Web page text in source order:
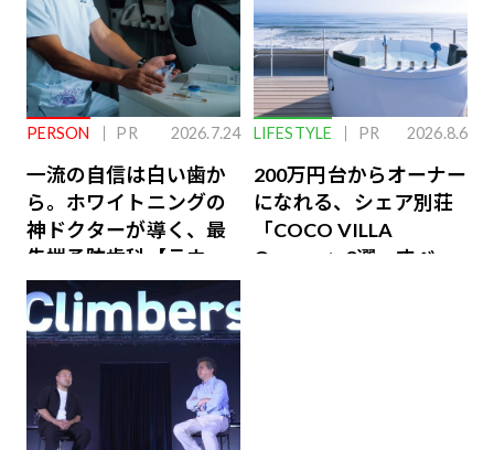
PERSON PR 2026.7.24
一流の自信は白い歯か
ら。ホワイトニングの
神ドクターが導く、最
先端予防歯科【ラウン
ジ会員特典あり】
LIFESTYLE PR 2026.8.6
200万円台からオーナー
になれる、シェア別荘
「COCO VILLA
Owners」3選。すべて